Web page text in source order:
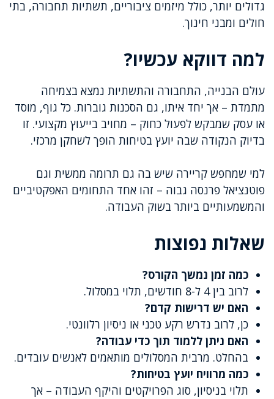
גדולים יותר, כולל מיזמים ציבוריים, תשתיות תחבורה, בתי
חולים ומבני חינוך.
למה דווקא עכשיו?
עולם הבנייה, התחבורה והתשתיות נמצא בצמיחה
מתמדת – אך יחד איתו, גם הסכנות גוברות. כל גוף, מוסד
או עסק שמבקש לפעול כחוק – מחויב בייעוץ מקצועי. זו
בדיוק הנקודה שבה יועץ בטיחות הופך לשחקן מרכזי.
למי שמחפש קריירה שיש בה גם תרומה ממשית וגם
פוטנציאל פרנסה גבוה – זהו אחד התחומים האפקטיביים
והמשמעותיים ביותר בשוק העבודה.
שאלות נפוצות
כמה זמן נמשך הקורס?
לרוב בין 4 ל-8 חודשים, תלוי במסלול.
האם יש דרישות קדם?
כן, לרוב נדרש רקע טכני או ניסיון רלוונטי.
האם ניתן ללמוד תוך כדי עבודה?
בהחלט. מרבית המסלולים מותאמים לאנשים עובדים.
כמה מרוויח יועץ בטיחות?
תלוי בניסיון, סוג הפרויקטים והיקף העבודה – אך